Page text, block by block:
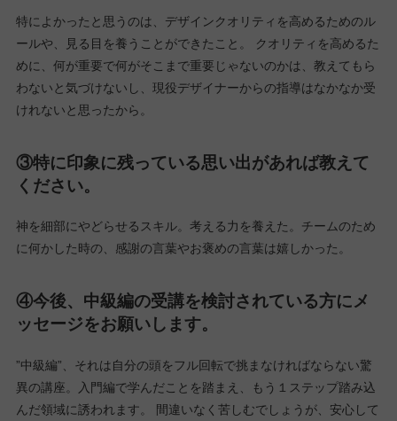
特によかったと思うのは、デザインクオリティを高めるためのル
ールや、見る目を養うことができたこと。 クオリティを高めるた
めに、何が重要で何がそこまで重要じゃないのかは、教えてもら
わないと気づけないし、現役デザイナーからの指導はなかなか受
けれないと思ったから。
③特に印象に残っている思い出があれば教えて
ください。
神を細部にやどらせるスキル。考える力を養えた。チームのため
に何かした時の、感謝の言葉やお褒めの言葉は嬉しかった。
④今後、中級編の受講を検討されている方にメ
ッセージをお願いします。
”中級編”、それは自分の頭をフル回転で挑まなければならない驚
異の講座。入門編で学んだことを踏まえ、もう１ステップ踏み込
んだ領域に誘われます。 間違いなく苦しむでしょうが、安心して